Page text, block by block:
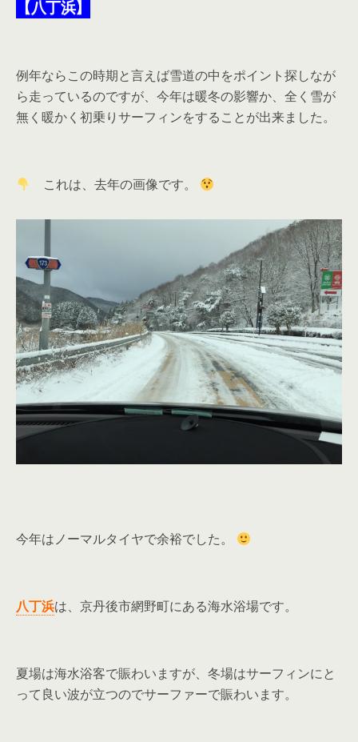
【八丁浜】
例年ならこの時期と言えば雪道の中をポイント探しなが
ら走っているのですが、今年は暖冬の影響か、全く雪が
無く暖かく初乗りサーフィンをすることが出来ました。
これは、去年の画像です。
今年はノーマルタイヤで余裕でした。
八丁浜は、京丹後市網野町にある海水浴場です。
夏場は海水浴客で賑わいますが、冬場はサーフィンにと
って良い波が立つのでサーファーで賑わいます。